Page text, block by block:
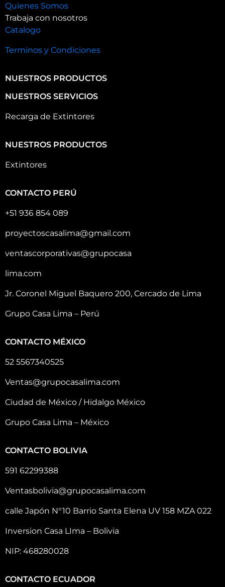
Quienes Somos
Trabaja con nosotros
Catalogo
Terminos y Condiciones
NUESTROS PRODUCTOS
NUESTROS SERVICIOS
Recarga de Extintores
NUESTROS PRODUCTOS
Extintores
CONTACTO PERÚ
+51 936 854 089
proyectoscasalima@gmail.com
ventascorporativas@grupocasa
lima.com
Jr. Coronel Miguel Baquero 200, Cercado de Lima
Grupo Casa Lima – Perú
CONTACTO MÉXICO
52 5567340525
Ventas@grupocasalima.com
Ciudad de México / Hidalgo México
Grupo Casa Lima – México
CONTACTO BOLIVIA
591 62299388
Ventasbolivia@grupocasalima.com
calle Japón N°10 Barrio Santa Elena UV 158 MZA 022
Inversion Casa LIma – Bolivia
NIP: 468280028
CONTACTO ECUADOR